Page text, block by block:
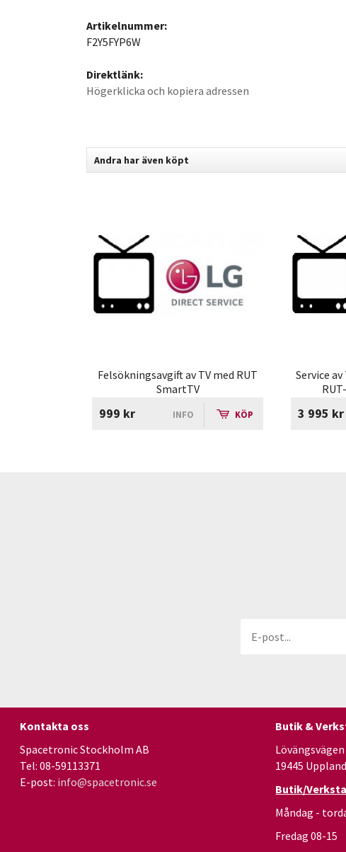
Artikelnummer:
F2Y5FYP6W
Direktlänk:
Högerklicka och kopiera adressen
Andra har även köpt
Felsökningsavgift av TV med RUT
SmartTV
999 kr INFO KÖP
Service
3 995 kr
Kontakta oss
Spacetronic Stockholm AB
Tel: 08-59113371
E-post: info@spacetronic.se
Butik &
Lövängsvägen
19445
Butik/
Måndag -
Fredag 08-15